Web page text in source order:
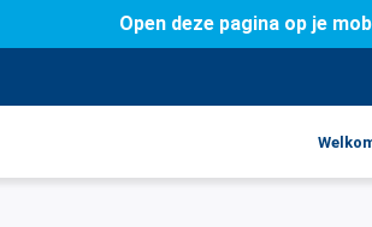
Open deze pagina op je